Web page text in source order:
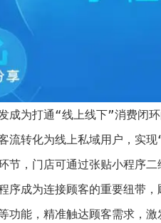
成为打通“线上线下”消费闭
转化为线上私域用户，实
，门店可通过张贴小程序
序成为连接顾客的重要纽带
能，精准触达顾客需求，